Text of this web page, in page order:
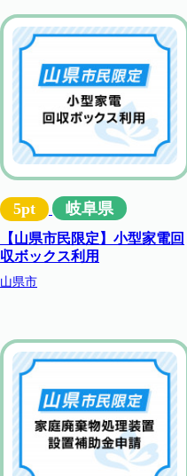
5pt 岐阜県
【山県市民限定】小型家電回
収ボックス利用
山県市